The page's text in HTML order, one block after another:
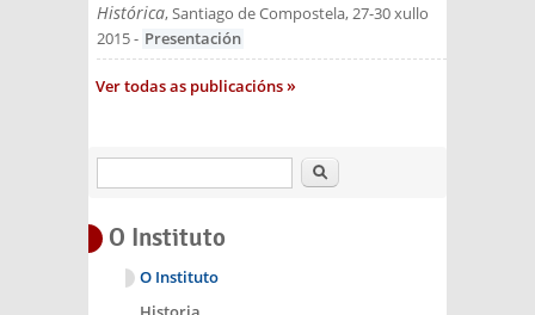
Histórica, Santiago de Compostela, 27-30 xullo
2015- Presentación
Ver todas as publicacións
Buscar
O Instituto
O Instituto